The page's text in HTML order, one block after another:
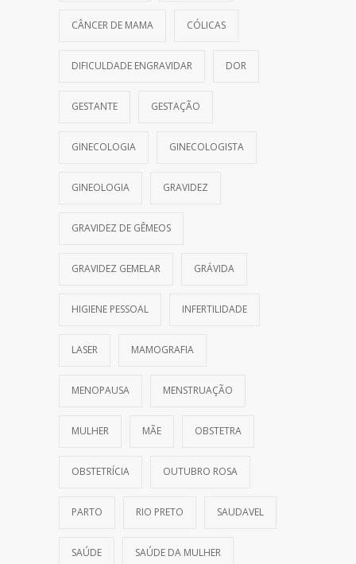
CÂNCER DE MAMA CÓLICAS
DIFICULDADE ENGRAVIDAR DOR
GESTANTE GESTAÇÃO
GINECOLOGIA GINECOLOGISTA
GINEOLOGIA GRAVIDEZ
GRAVIDEZ DE GÊMEOS
GRAVIDEZ GEMELAR GRÁVIDA
HIGIENE PESSOAL INFERTILIDADE
LASER MAMOGRAFIA
MENOPAUSA MENSTRUAÇÃO
MULHER MÃE OBSTETRA
OBSTETRÍCIA OUTUBRO ROSA
PARTO RIO PRETO SAUDAVEL
SAÚDE SAÚDE DA MULHER